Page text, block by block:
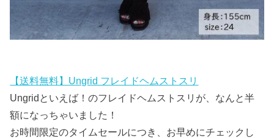
【送料無料】Ungrid フレイドヘムストスリ
Ungridといえば！のフレイドヘムストスリが、なんと半
額になっちゃいました！
お時間限定のタイムセールにつき、お早めにチェックし